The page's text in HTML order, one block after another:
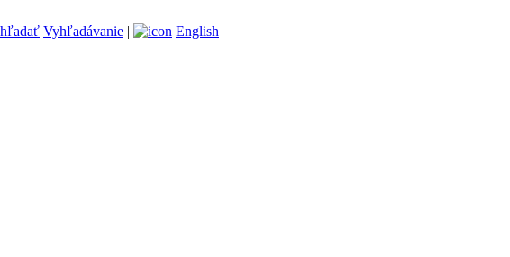
Vyhľadávanie | English